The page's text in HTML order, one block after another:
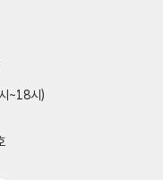
~18시)